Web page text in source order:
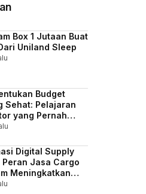
Box 1 Jutaan Buat
Uniland Sleep
Budget
Sehat: Pelajaran
yang Pernah
Digital Supply
Peran Jasa Cargo
Meningkatkan
Indonesia